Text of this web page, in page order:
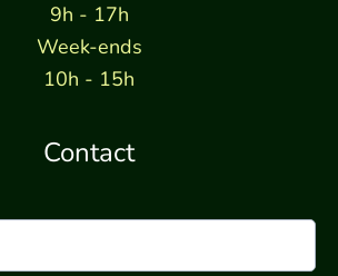
9h - 17h
Week-ends
10h - 15h
Contact